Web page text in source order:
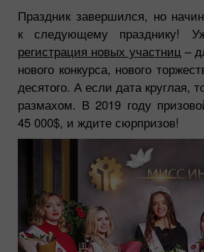
Праздник завершился, но
к следующему празднику!
регистрация новых участниц–
нового конкурса, нового
десятого. А если дата круглая,
размахом. В 2019 году
45 000$, и ждите сюрпризов!